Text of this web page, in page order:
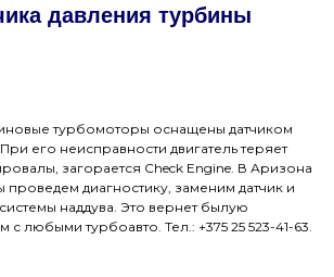
давления турбины
турбомоторы оснащены датчиком
его неисправности двигатель теряет
загорается Check Engine. В Аризона
проведем диагностику, заменим датчик и
наддува. Это вернет былую
с любыми турбоавто. Тел.: +375 25 523-41-63.